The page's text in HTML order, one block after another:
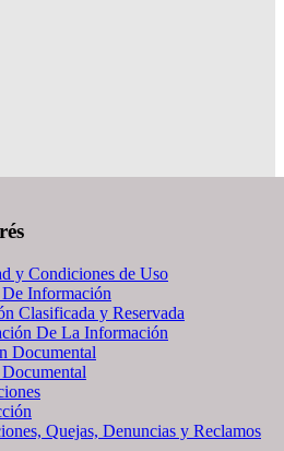
y Condiciones de Uso
Información
Clasificada y Reservada
De La Información
Documental
Quejas, Denuncias y Reclamos